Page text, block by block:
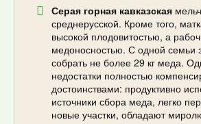
Серая горная кавказская
среднерусской. Кроме того,
высокой плодовитостью, а
медоносностью. С одной семьи
собрать не более 29 кг меда.
недостатки полностью
достоинствами: продуктивно
источники сбора меда, легко
новые участки, обладают